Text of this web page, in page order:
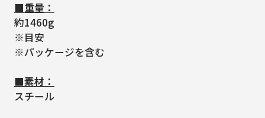
■重量：
約1460g
※目安
※パッケージを含む
■素材：
スチール